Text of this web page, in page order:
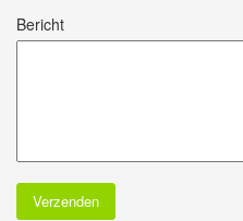
Bericht